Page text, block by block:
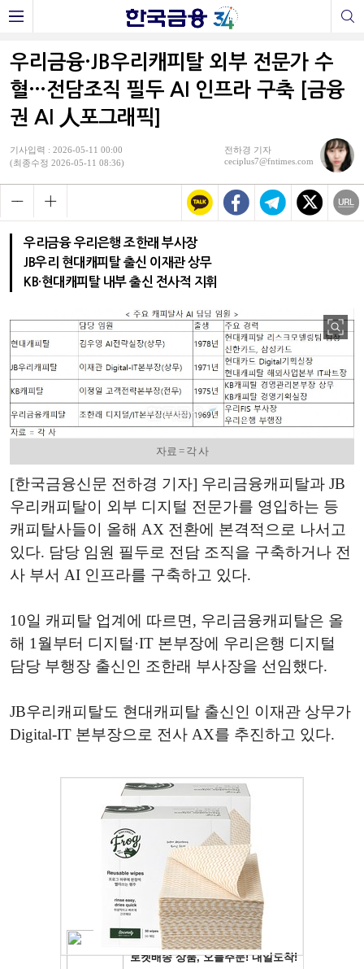
우리금융·JB우리캐피탈 외부 전문가 수
혈…전담조직 필두 AI 인프라 구축 [금융
권 AI 人포그래픽]
기사입력 : 2026-05-11 00:00
(최종수정 2026-05-11 08:36)
전하경 기자
ceciplus7@fntimes.com
우리금융 우리은행 조한래 부사장
JB우리 현대캐피탈 출신 이재관 상무
KB·현대캐피탈 내부 출신 전사적 지휘
자료 = 각 사
[한국금융신문 전하경 기자] 우리금융캐피탈과 JB
우리캐피탈이 외부 디지털 전문가를 영입하는 등
캐피탈사들이 올해 AX 전환에 본격적으로 나서고
있다. 담당 임원 필두로 전담 조직을 구축하거나 전
사 부서 AI 인프라를 구축하고 있다.
10일 캐피탈 업계에 따르면, 우리금융캐피탈은 올
해 1월부터 디지털·IT 본부장에 우리은행 디지털
담당 부행장 출신인 조한래 부사장을 선임했다.
JB우리캐피탈도 현대캐피탈 출신인 이재관 상무가
Digital-IT 본부장으로 전사 AX를 추진하고 있다.